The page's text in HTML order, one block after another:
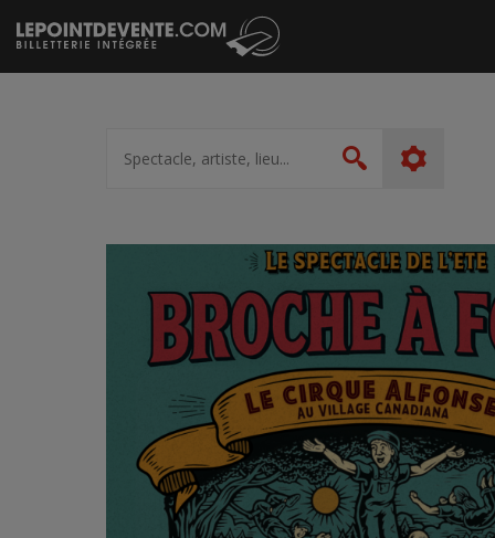
Passer
au
contenu
artiste,
lieu...
Rechercher